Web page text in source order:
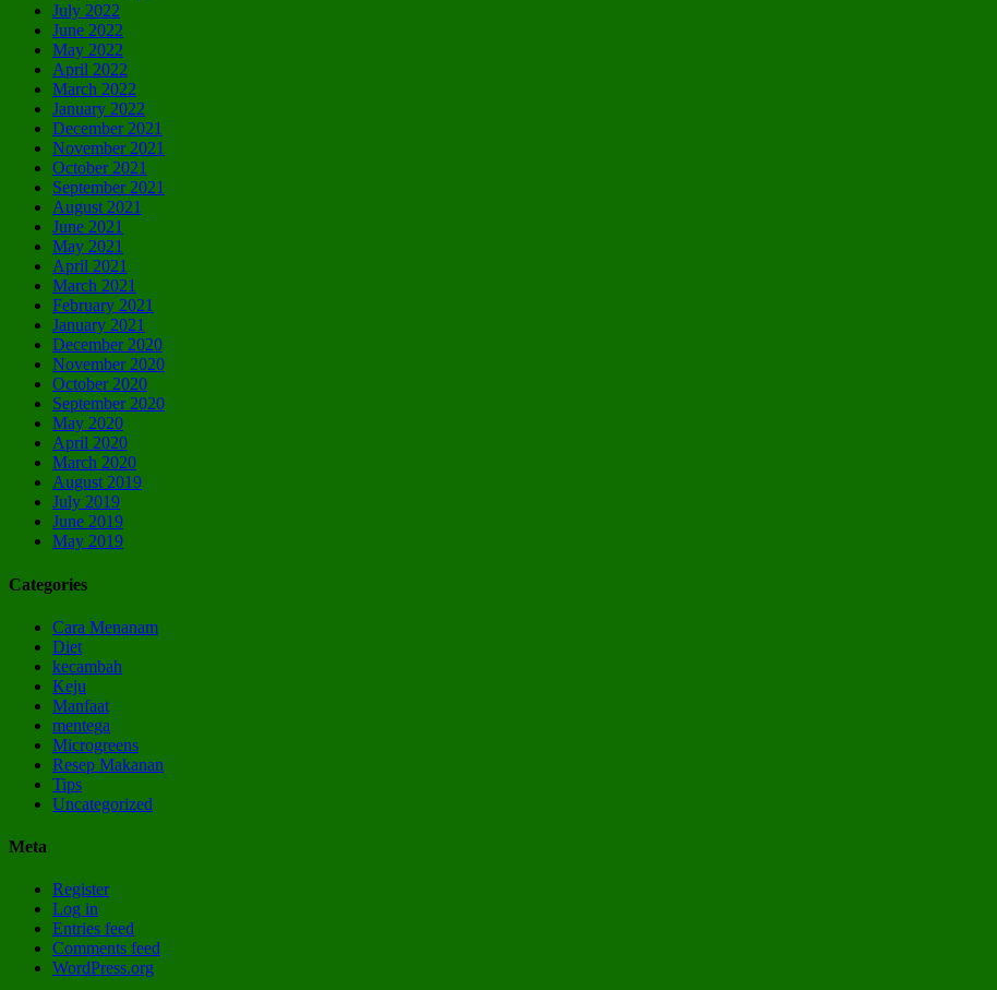
July 2022
June 2022
May 2022
April 2022
March 2022
January 2022
December 2021
November 2021
October 2021
September 2021
August 2021
June 2021
May 2021
April 2021
March 2021
February 2021
January 2021
December 2020
November 2020
October 2020
September 2020
May 2020
April 2020
March 2020
August 2019
July 2019
June 2019
May 2019
Categories
Cara Menanam
Diet
kecambah
Keju
Manfaat
mentega
Microgreens
Resep Makanan
Tips
Uncategorized
Meta
Register
Log in
Entries feed
Comments feed
WordPress.org